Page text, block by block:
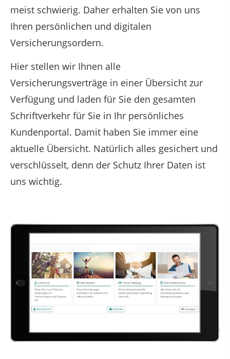
meist schwierig. Daher erhalten Sie von uns
Ihren persönlichen und digitalen
Versicherungsordern.
Hier stellen wir Ihnen alle
Versicherungsverträge in einer Übersicht zur
Verfügung und laden für Sie den gesamten
Schriftverkehr für Sie in Ihr persönliches
Kundenportal. Damit haben Sie immer eine
aktuelle Übersicht. Natürlich alles gesichert und
verschlüsselt, denn der Schutz Ihrer Daten ist
uns wichtig.